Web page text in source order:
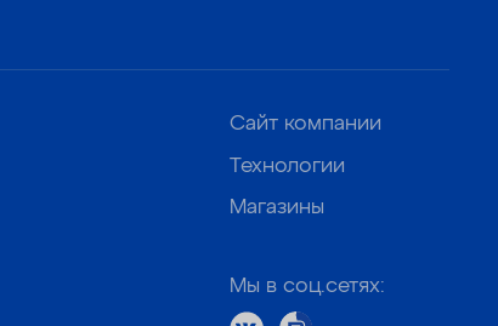
Сайт компании
Технологии
Магазины
Мы в соц.сетях: